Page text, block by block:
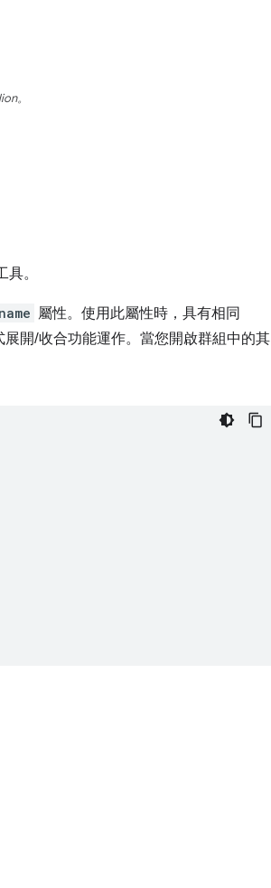
。
。
name 屬性。使用此屬性時，具有相同
開/收合功能運作。當您開啟群組中的其